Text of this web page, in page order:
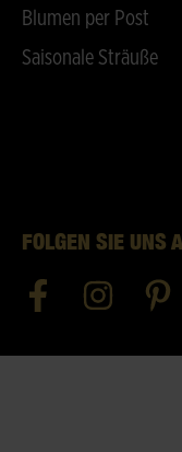
Blumen per Post
Saisonale Sträuße
FOLGEN SIE UNS